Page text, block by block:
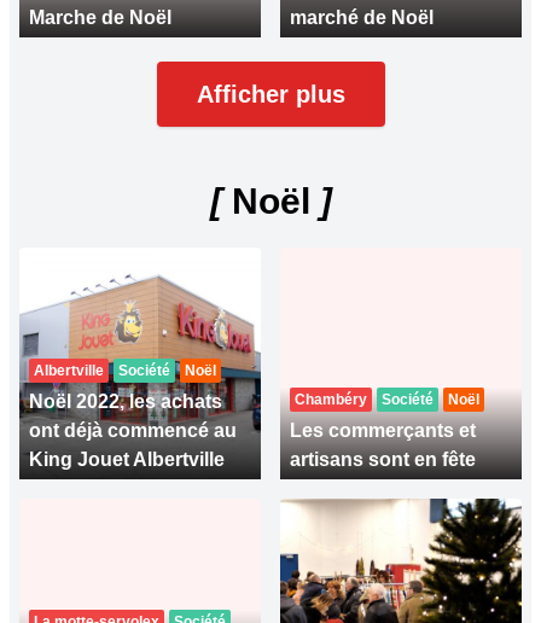
Marche de Noël
marché de Noël
Afficher plus
[Noël ]
Albertville Société Noël
Noël 2022, les achats
ont déjà commencé au
King Jouet Albertville
Chambéry Société Noël
Les commerçants et
artisans sont en fête